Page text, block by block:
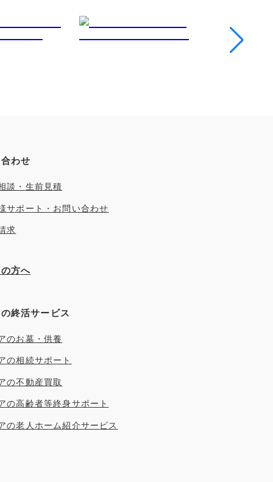
わせ
談・生前見積
サポート・お問い合わせ
求
方へ
終活サービス
のお墓・供養
の相続サポート
の不動産買取
の高齢者等終身サポート
の老人ホーム紹介サービス